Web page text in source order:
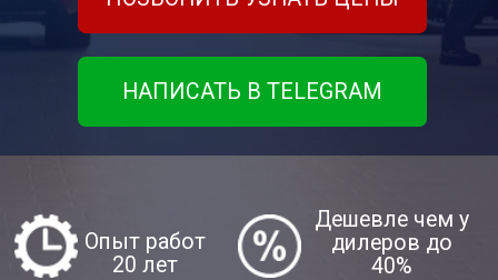
40%
20 лет
Сертифицированныйсервис с
диагностическим оборудованием